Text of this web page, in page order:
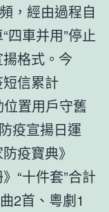
，經由過程自
四車并用”停止
格式。今
信累計
置用戶守舊
疫宣揚日運
疫寶典》
“十件套”合計
2首、粵劇1